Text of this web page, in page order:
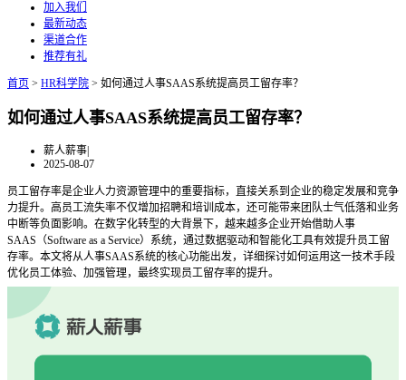
加入我们
最新动态
渠道合作
推荐有礼
首页 > HR科学院 > 如何通过人事SAAS系统提高员工留存率？
如何通过人事SAAS系统提高员工留存率？
薪人薪事|
2025-08-07
员工留存率是企业人力资源管理中的重要指标，直接关系到企业的稳定发展和竞争
力提升。高员工流失率不仅增加招聘和培训成本，还可能带来团队士气低落和业务
中断等负面影响。在数字化转型的大背景下，越来越多企业开始借助人事
SAAS（Software as a Service）系统，通过数据驱动和智能化工具有效提升员工留
存率。本文将从人事SAAS系统的核心功能出发，详细探讨如何运用这一技术手段
优化员工体验、加强管理，最终实现员工留存率的提升。